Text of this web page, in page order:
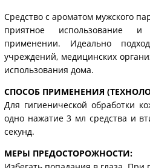
Средство с ароматом мужского
приятное использование
применении. Идеально
учреждений, медицинских
использования дома.
СПОСОБ ПРИМЕНЕНИЯ
Для гигиенической обработки
одно нажатие 3 мл средства и
секунд.
МЕРЫ ПРЕДОСТОРОЖНОСТИ: